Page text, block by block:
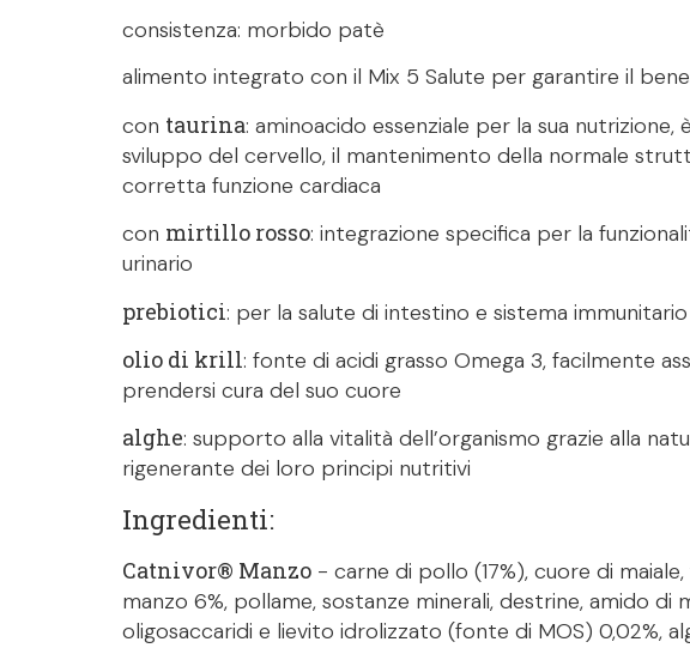
consistenza: morbido patè
alimento integrato con il Mix 5 Salute per garantire il
con taurina: aminoacido essenziale per la sua nutrizione,
sviluppo del cervello, il mantenimento della normale
corretta funzione cardiaca
con mirtillo rosso: integrazione specifica per la
urinario
prebiotici: per la salute di intestino e sistema immunitario
olio di krill: fonte di acidi grasso Omega 3, facilmente
prendersi cura del suo cuore
alghe: supporto alla vitalità dell’organismo grazie alla
rigenerante dei loro principi nutritivi
Ingredienti:
Catnivor® Manzo - carne di pollo (17%), cuore di
manzo 6%, pollame, sostanze minerali, destrine, amido di
oligosaccaridi e lievito idrolizzato (fonte di MOS) 0,02%,